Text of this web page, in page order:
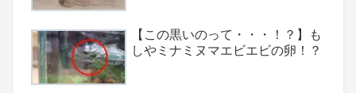
【この黒いのって・・・！？】も
しやミナミヌマエビエビの卵！？